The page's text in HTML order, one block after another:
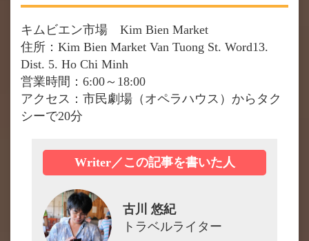
キムビエン市場 Kim Bien Market
住所：Kim Bien Market Van Tuong St. Word13.
Dist. 5. Ho Chi Minh
営業時間：6:00～18:00
アクセス：市民劇場（オペラハウス）からタク
シーで20分
Writer／この記事を書いた人
古川 悠紀
トラベルライター